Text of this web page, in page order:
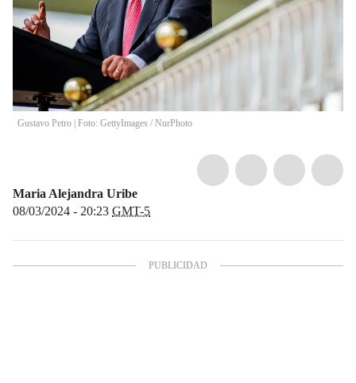
Gustavo Petro | Foto: GettyImages / NurPhoto
Maria Alejandra Uribe
08/03/2024 - 20:23 GMT-5